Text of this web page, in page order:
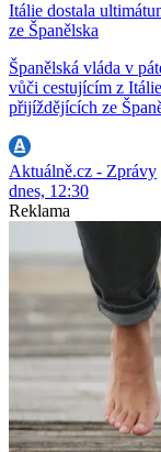
Itálie dostala
ze Španělska
Španělská vláda v
vůči cestujícím z
přijíždějících ze
Aktuálně.cz - Zprávy
dnes, 12:30
Reklama